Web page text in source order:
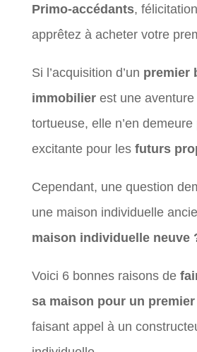
Primo-accédants,
apprêtez à acheter votre
Si l’acquisition d’un premier
immobilier est une
tortueuse, elle n’en
excitante pour lesfuturs
Cependant, une question
une maison individuelle
maison individuelle neuve
Voici 6 bonnes raisons de
sa maison pour un
faisant appel à un